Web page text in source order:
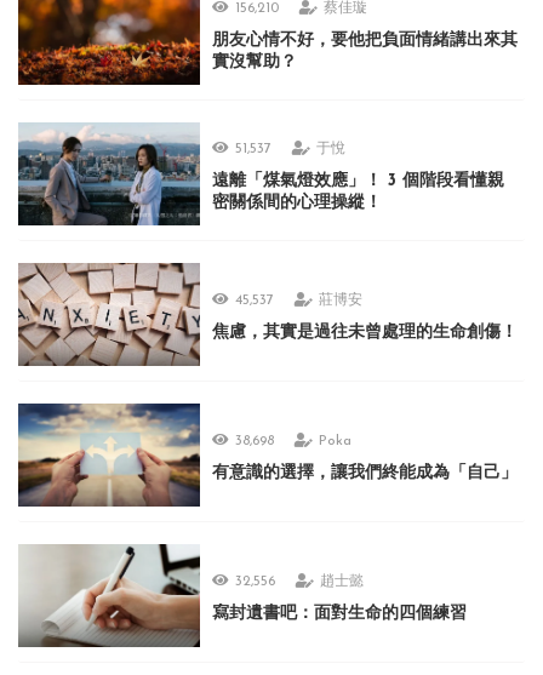
156,210 蔡佳璇
朋友心情不好，要他把負面情緒講出來其
實沒幫助？
51,537 于悅
遠離「煤氣燈效應」！ 3 個階段看懂親
密關係間的心理操縱！
45,537 莊博安
焦慮，其實是過往未曾處理的生命創傷！
38,698 Poka
有意識的選擇，讓我們終能成為「自己」
32,556 趙士懿
寫封遺書吧：面對生命的四個練習